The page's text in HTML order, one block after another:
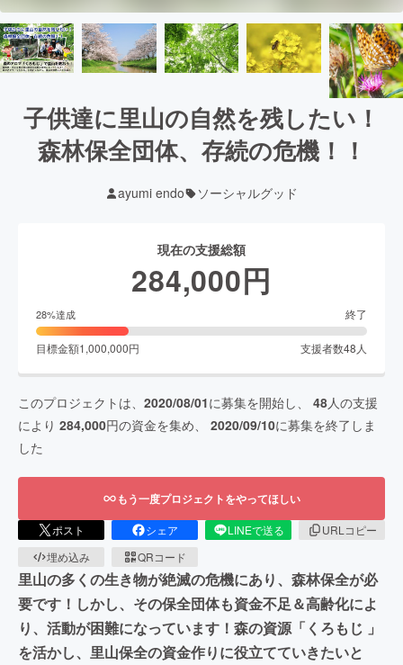
子供達に里山の自然を残したい！
森林保全団体、存続の危機！！
ayumi endo ソーシャルグッド
現在の支援総額
284,000円
28%達成 終了
目標金額1,000,000円 支援者数48 人
このプロジェクトは、 2020/08/01に募集を開始し、 48人の支援
により 284,000円の資金を集め、 2020/09/10に募集を終了しま
した
もう一度プロジェクトをやってほしい
ポスト シェア LINEで送る
URLコピー
埋め込み
QRコード
里山の多くの生き物が絶滅の危機にあり、森林保全が必
要です！しかし、その保全団体も資金不足＆高齢化によ
り、活動が困難になっています！森の資源「くろもじ 」
を活かし、里山保全の資金作りに役立てていきたいと